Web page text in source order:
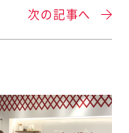
次の記事へ